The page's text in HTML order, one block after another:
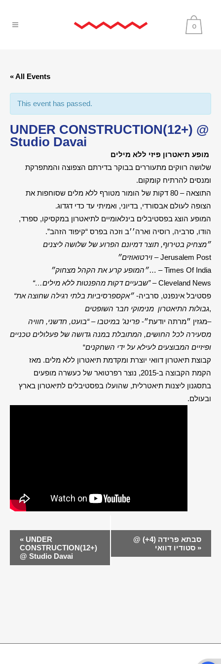
0
« All Events
This event has passed.
UNDER CONSTRUCTION(12+) @
Studio Davai
שלושה רווקים מתעוררים בבוקר בדירתם הצפוצה והמתפרקת
ומנסים להרתיח קומקום.
התוצאה – 80 דקות של הומור מטורף ללא מלים שסוחפות את
הצופה לעולם אבסורדי, בדיוני, ואמיתי עד כדי דגדוג.
המופע הוצג בפסטיבלים בינלאומיים לתיאטרון במקסיקו, ספרד,
הודו, סרביה, רוסיה וארה׳׳ב וזכה בפרס “קיפוד הזהב”.
״מצחיק בטירוף, תוצר דמיונם הפרוע של שלושה ליצנים
וירטואוזים״ – Jerusalem Post
״המופע קרע את הקהל מצחוק״… – Times Of India
“…שבעיים דקות מהפנטות ללא מילים”– Cleveland News
“
פסטיבל אינפנט, סרביה- ״אקספרסיביות בלתי רגילה שחוצה את
גבולות התיאטרון מנימוקי חבר השופטים,
–מגזין ״מרתה יודעת״- פרינג’ במיטבו – “בועט, חדשני, חוויה
מסעירה לכל החושים, המתובלת במנה גדושה של פעלולים טכניים
ופיזיים המבוצעים לעילא על ידי השחקנים“
קבוצת תיאטרון דוואי יוצרת ומקדמת תיאטרון ללא מלים. מאז
הקמת הקבוצה ב-2015, נוצר רפרטואר של כעשרה מופעים
בתסגנון ליצנות תיאטרלית, שהועלו בפסטיבלים לתיאטרון בארץ
ובעולם.
EVENT
NAVIGATION
« UNDER
CONSTRUCTION(12+)
@ Studio Davai
סבתא פרידה (4+) @
»